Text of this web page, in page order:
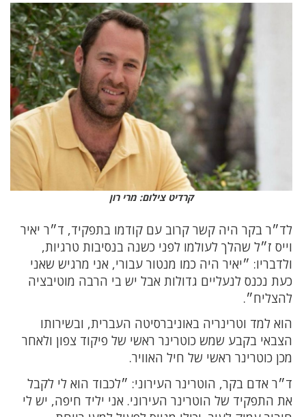
קרדיט צילום: מרי רון
לד״ר בקר היה קשר קרוב עם קודמו בתפקיד, ד״ר יאיר
וייס ז״ל שהלך לעולמו לפני כשנה בנסיבות טרגיות,
ולדבריו: ״יאיר היה כמו מנטור עבורי, אני מרגיש שאני
כעת נכנס לנעליים גדולות אבל יש בי הרבה מוטיבציה
להצליח״.
הוא למד וטרינריה באוניברסיטה העברית, ובשירותו
הצבאי בקבע שמש כוטרינר ראשי של פיקוד צפון ולאחר
מכן כוטרינר ראשי של חיל האוויר.
ד״ר אדם בקר, הוטרינר העירוני: ״לכבוד הוא לי לקבל
את התפקיד של הוטרינר העירוני. אני יליד חיפה, יש לי